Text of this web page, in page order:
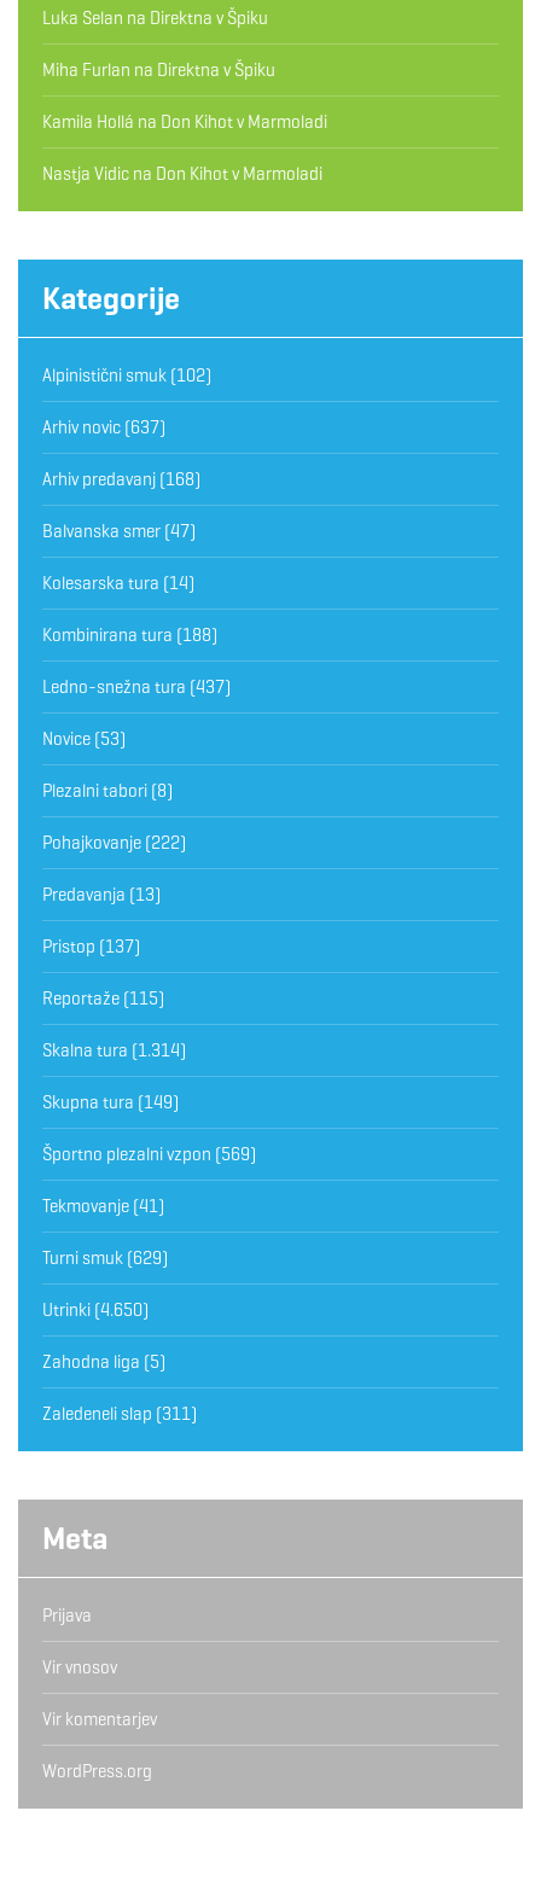
Luka Selan na Direktna v Špiku
Miha Furlan na Direktna v Špiku
Kamila Hollá na Don Kihot v Marmoladi
Nastja Vidic na Don Kihot v Marmoladi
Kategorije
Alpinistični smuk (102)
Arhiv novic (637)
Arhiv predavanj (168)
Balvanska smer (47)
Kolesarska tura (14)
Kombinirana tura (188)
Ledno-snežna tura (437)
Novice (53)
Plezalni tabori (8)
Pohajkovanje (222)
Predavanja (13)
Pristop (137)
Reportaže (115)
Skalna tura (1.314)
Skupna tura (149)
Športno plezalni vzpon (569)
Tekmovanje (41)
Turni smuk (629)
Utrinki (4.650)
Zahodna liga (5)
Zaledeneli slap (311)
Meta
Prijava
Vir vnosov
Vir komentarjev
WordPress.org